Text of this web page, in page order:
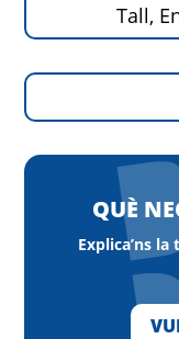
Tall,
QUÈ
Explica’ns la